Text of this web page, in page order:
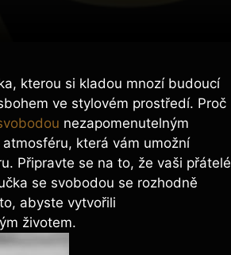
kterou si kladou mnozí budoucí
ve stylovém prostředí. Proč
nezapomenutelným
která vám umožní
Připravte se na to, že vaši přátelé
se svobodou se rozhodně
abyste vytvořili
životem.